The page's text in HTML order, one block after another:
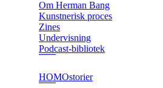
Om Herman Bang
Kunstnerisk proces
Zines
Undervisning
Podcast-bibliotek
HOMOstorier